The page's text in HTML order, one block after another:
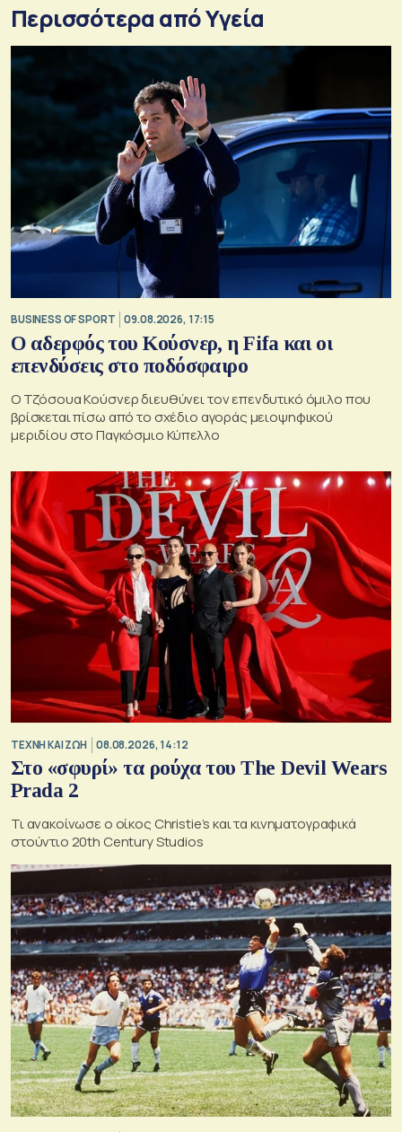
Περισσότερα από Υγεία
BUSINESS OF SPORT 09.08.2026, 17:15
Ο αδερφός του Κούσνερ, η Fifa και οι
επενδύσεις στο ποδόσφαιρο
Ο Τζόσουα Κούσνερ διευθύνει τον επενδυτικό όμιλο που
βρίσκεται πίσω από το σχέδιο αγοράς μειοψηφικού
μεριδίου στο Παγκόσμιο Κύπελλο
TΕΧΝΗ ΚΑΙ ΖΩΗ 08.08.2026, 14:12
Στο «σφυρί» τα ρούχα του The Devil Wears
Prada 2
Τι ανακοίνωσε ο οίκος Christie’s και τα κινηματογραφικά
στούντιο 20th Century Studios